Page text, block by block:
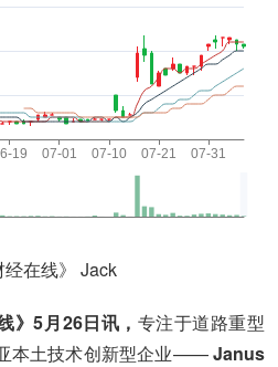
经在线》 Jack
》5月26日讯， 专注于道路重型
本土技术创新型企业——Janus